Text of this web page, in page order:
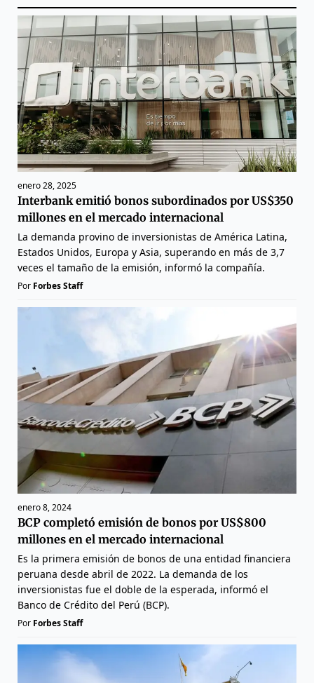
enero 28, 2025
Interbank emitió bonos subordinados por US$350
millones en el mercado internacional
La demanda provino de inversionistas de América Latina,
Estados Unidos, Europa y Asia, superando en más de 3,7
veces el tamaño de la emisión, informó la compañía.
Por Forbes Staff
enero 8, 2024
BCP completó emisión de bonos por US$800
millones en el mercado internacional
Es la primera emisión de bonos de una entidad financiera
peruana desde abril de 2022. La demanda de los
inversionistas fue el doble de la esperada, informó el
Banco de Crédito del Perú (BCP).
Por Forbes Staff